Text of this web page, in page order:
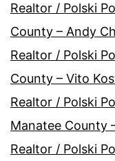
Realtor / Polski
County – Andy
Realtor / Polski
County – Vito
Realtor / Polski
Manatee County
Realtor / Polski